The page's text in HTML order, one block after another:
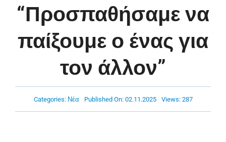
Η Διοίκηση
Πρόγραμμα
Νέα
“Προσπαθήσαμε να
παίξουμε ο ένας για
τον άλλον”
Categories: Νέα Published On: 02.11.2025 Views: 287